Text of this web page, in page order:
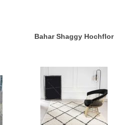
Bahar Shaggy Hochflor